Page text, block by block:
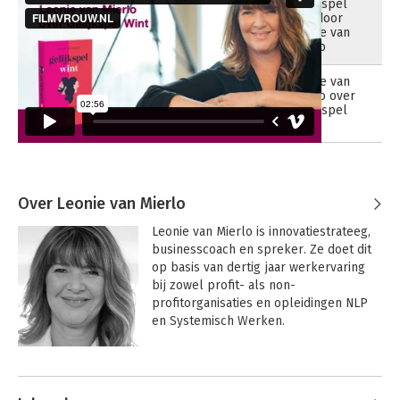
Gelijkspel
wint door
Leonie van
Mierlo
04-02-2021
Leonie van
Mierlo over
Gelijkspel
wint
Over Leonie van Mierlo
Leonie van Mierlo is innovatiestrateeg,
businesscoach en spreker. Ze doet dit
op basis van dertig jaar werkervaring
bij zowel profit- als non-
profitorganisaties en opleidingen NLP
en Systemisch Werken.
Andere boeken door Leonie van
Mierlo